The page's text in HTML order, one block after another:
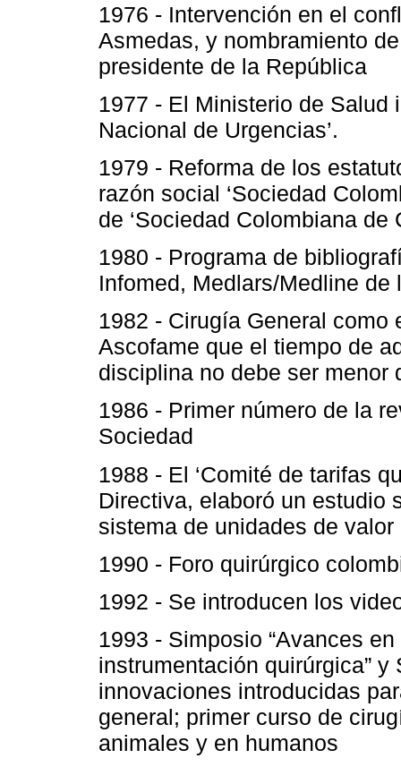
1976 - Intervención en el
Asmedas, y nombramiento
presidente de la República
1977 - El Ministerio de Salud
Nacional de Urgencias’.
1979 - Reforma de los
razón social ‘Sociedad
de ‘Sociedad Colombiana de
1980 - Programa de
Infomed, Medlars/Medline
1982 - Cirugía General
Ascofame que el tiempo de
disciplina no debe ser menor
1986 - Primer número de la
Sociedad
1988 - El ‘Comité de tarifas
Directiva, elaboró un estudio
sistema de unidades de valor
1990 - Foro quirúrgico
1992 - Se introducen los
1993 - Simposio “Avances
instrumentación quirúrgica”
innovaciones introducidas
general; primer curso de
animales y en humanos